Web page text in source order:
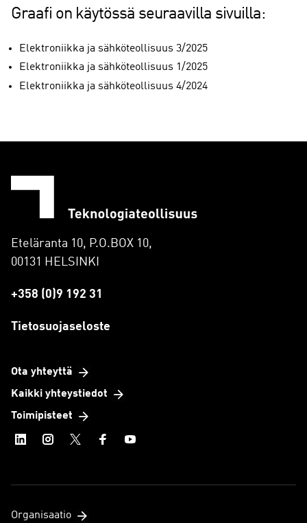
Graafi on käytössä seuraavilla sivuilla:
Elektroniikka ja sähköteollisuus 3/2025
Elektroniikka ja sähköteollisuus 1/2025
Elektroniikka ja sähköteollisuus 4/2024
Eteläranta 10, P.O.BOX 10,
00131 HELSINKI
+358 (0)9 192 31
Tietosuojaseloste
Ota yhteyttä
Kaikki yhteystiedot
Toimipisteet
Organisaatio